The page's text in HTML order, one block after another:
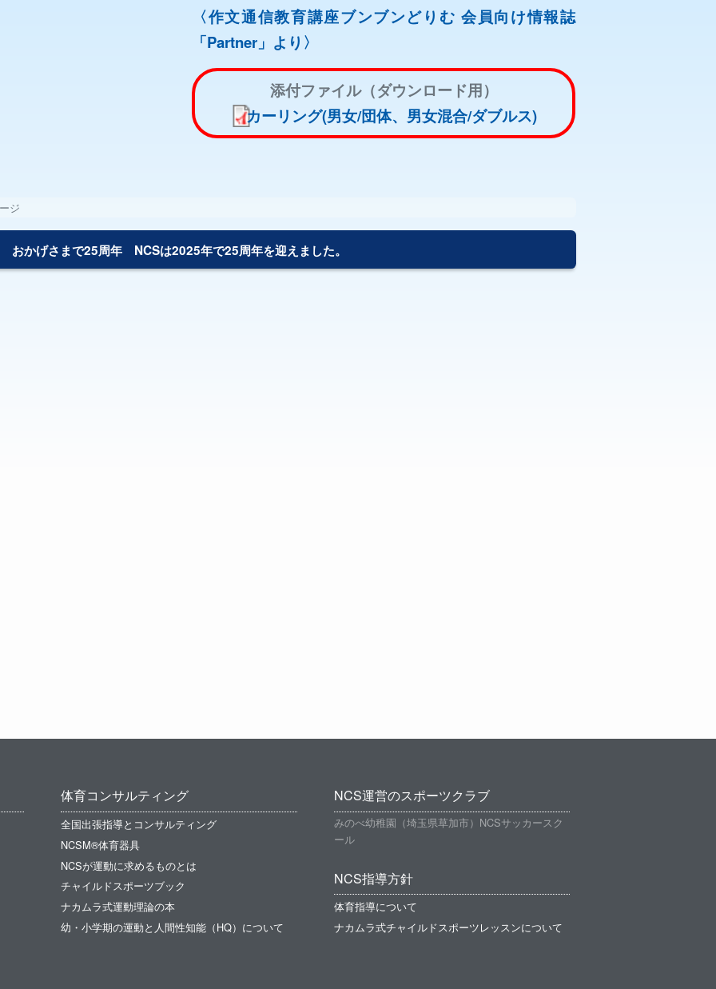
〈作文通信教育講座ブンブンどりむ 会員向け情報誌
「Partner」より〉
添付ファイル（ダウンロード用）
カーリング(男女/団体、男女混合/ダブルス)
ジ
おかげさまで25周年 NCSは2025年で25周年を迎えました。
体育コンサルティング
全国出張指導とコンサルティング
NCSM®体育器具
NCSが運動に求めるものとは
チャイルドスポーツブック
ナカムラ式運動理論の本
幼・小学期の運動と人間性知能（HQ）について
NCS運営のスポーツクラブ
みのべ幼稚園（埼玉県草加市）NCSサッカースク
ール
NCS指導方針
体育指導について
ナカムラ式チャイルドスポーツレッスンについて